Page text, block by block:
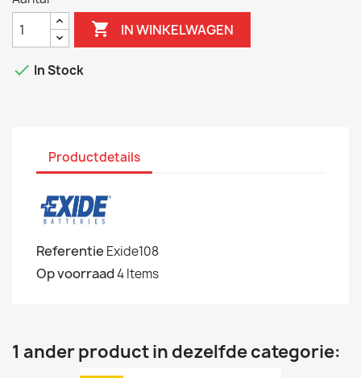
 IN WINKELWAGEN
 In Stock
Productdetails
Referentie Exide108
Op voorraad4 Items
1 ander product in dezelfde categorie: